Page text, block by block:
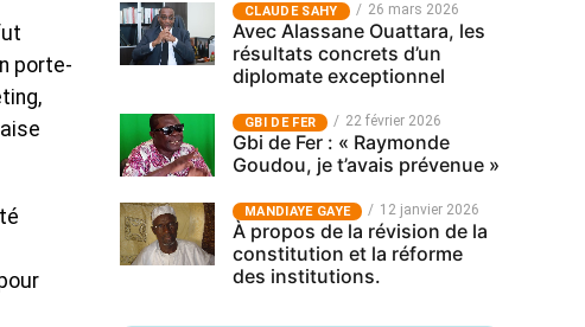
porte-
CLAUDE SAHY 26 mars 2026
Avec Alassane Ouattara, les
résultats concrets d’un
diplomate exceptionnel
GBI DE FER 22 février 2026
Gbi de Fer : « Raymonde
Goudou, je t’avais prévenue »
MANDIAYE GAYE 12 janvier 2026
À propos de la révision de la
constitution et la réforme
des institutions.